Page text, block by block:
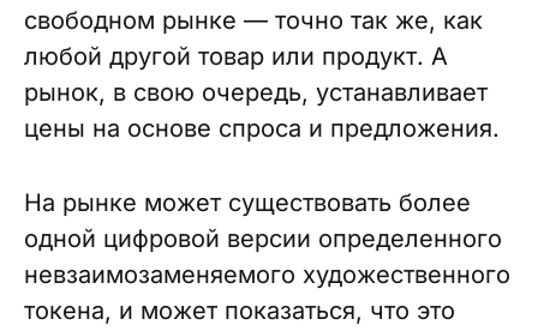
свободном рынке — точно так же, как
любой другой товар или продукт. А
рынок, в свою очередь, устанавливает
цены на основе спроса и предложения.
На рынке может существовать более
одной цифровой версии определенного
невзаимозаменяемого художественного
токена, и может показаться, что это